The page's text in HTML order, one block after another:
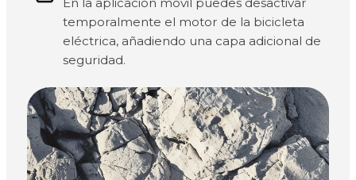
temporalmente el motor de la bicicleta
eléctrica, añadiendo una capa adicional de
seguridad.